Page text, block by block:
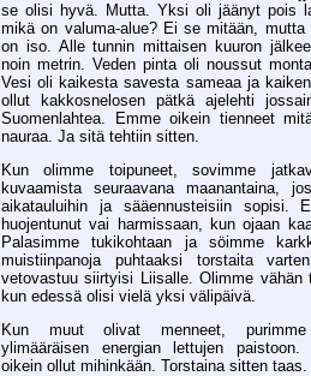
se olisi hyvä. Mutta. Yksi oli jäänyt pois
mikä on valuma-alue? Ei se mitään, mutta
on iso. Alle tunnin mittaisen kuuron
noin metrin. Veden pinta oli noussut
Vesi oli kaikesta savesta sameaa ja
ollut kakkosnelosen pätkä ajelehti
Suomenlahtea. Emme oikein tienneet
nauraa. Ja sitä tehtiin sitten.
Kun olimme toipuneet, sovimme
kuvaamista seuraavana maanantaina,
aikatauluihin ja sääennusteisiin sopisi.
huojentunut vai harmissaan, kun ojaan
Palasimme tukikohtaan ja söimme
muistiinpanoja puhtaaksi torstaita
vetovastuu siirtyisi Liisalle. Olimme vähän
kun edessä olisi vielä yksi välipäivä.
Kun muut olivat menneet,
ylimääräisen energian lettujen paistoon.
oikein ollut mihinkään. Torstaina sitten taas.